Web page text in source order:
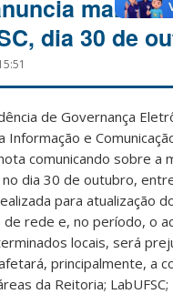
dia 30 de
de Governança
Informação e
comunicando sobre a
no dia 30 de outubro,
para atualização
rede e, no período, o
locais, será
principalmente, a
da Reitoria;